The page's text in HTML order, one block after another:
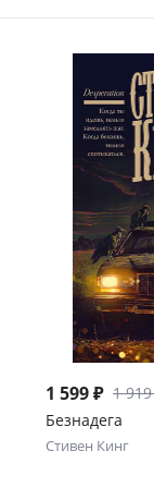
1 599 ₽ 1
Безнадега
Стивен Кинг